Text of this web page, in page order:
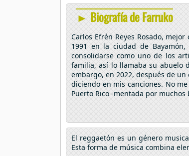
► Biografía de Farruko
Carlos Efrén Reyes Rosado,
1991 en la ciudad de
consolidarse como uno de los
familia, así lo llamaba su abuelo
embargo, en 2022, después de
diciendo en mis canciones. No
Puerto Rico -mentada por
El reggaetón es un género
Esta forma de música combina